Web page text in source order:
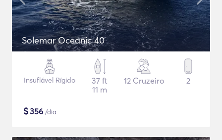
Solemar Oceanic 40
Insuflável Rígido
37 ft
11 m
12 Cruzeiro 2
$356 /dia